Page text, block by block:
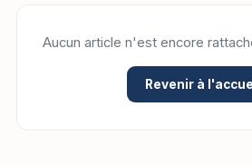
Aucun article n'est encore
Revenir à